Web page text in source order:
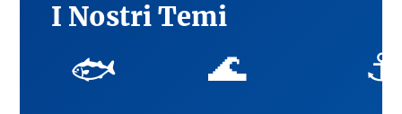
I Nostri Temi
🐟 🌊 ⚓